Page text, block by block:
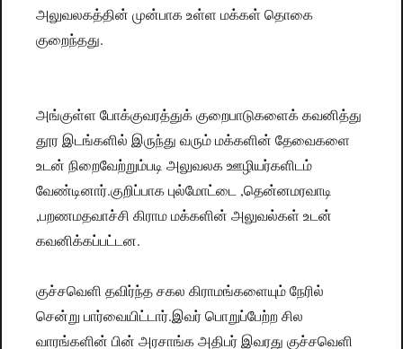
அலுவலகத்தின் முன்பாக உள்ள மக்கள் தொகை
குறைந்தது.
அங்குள்ள போக்குவரத்துக் குறைபாடுகளைக் கவனித்து
தூர இடங்களில் இருந்து வரும் மக்களின் தேவைகளை
உடன் நிறைவேற்றும்படி அலுவலக ஊழியர்களிடம்
வேண்டினார்.குறிப்பாக புல்மோட்டை ,தென்னமரவாடி
,பறணமதவாச்சி கிராம மக்களின் அலுவல்கள் உடன்
கவனிக்கப்பட்டன.
குச்சவெளி தவிர்ந்த சகல கிராமங்களையும் நேரில்
சென்று பார்வையிட்டார்.இவர் பொறுப்பேற்ற சில
வாரங்களின் பின் அரசாங்க அதிபர் இவரது குச்சவெளி